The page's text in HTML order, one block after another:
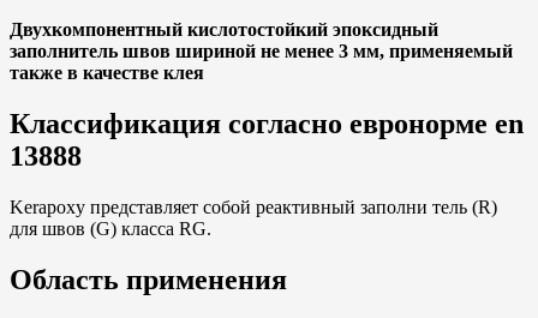
Двухкомпонентный кислотостойкий эпоксидный
заполнитель швов шириной не менее 3 мм, применяемый
также в качестве клея
Классификация согласно евронорме en
13888
Kerapoxy представляет собой реактивный заполни тель (R)
для швов (G) класса RG.
Область применения